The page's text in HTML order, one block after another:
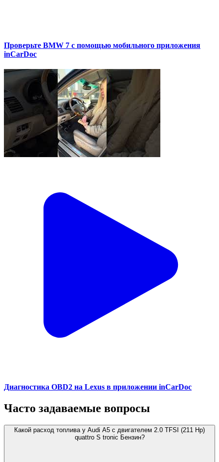
Проверьте BMW 7 с помощью мобильного приложения
inCarDoc
Диагностика OBD2 на Lexus в приложении inCarDoc
Часто задаваемые вопросы
Какой расход топлива у Audi A5 с двигателем 2.0 TFSI (211 Hp)
quattro S tronic Бензин?